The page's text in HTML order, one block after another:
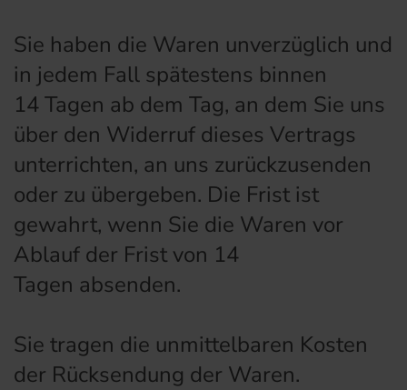
Sie haben die Waren unverzüglich und
in jedem Fall spätestens binnen
14 Tagen ab dem Tag, an dem Sie uns
über den Widerruf dieses Vertrags
unterrichten, an uns zurückzusenden
oder zu übergeben. Die Frist ist
gewahrt, wenn Sie die Waren vor
Ablauf der Frist von 14
Tagen absenden.
Sie tragen die unmittelbaren Kosten
der Rücksendung der Waren.